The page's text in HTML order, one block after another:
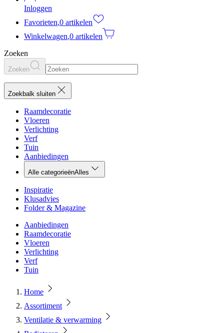
Inloggen
Favorieten,0 artikelen
Winkelwagen,0 artikelen
Zoeken
Zoeken
Zoekbalk sluiten
Raamdecoratie
Vloeren
Verlichting
Verf
Tuin
Aanbiedingen
Alle categorieënAlles
Inspiratie
Klusadvies
Folder & Magazine
Aanbiedingen
Raamdecoratie
Vloeren
Verlichting
Verf
Tuin
Home
Assortiment
Ventilatie & verwarming